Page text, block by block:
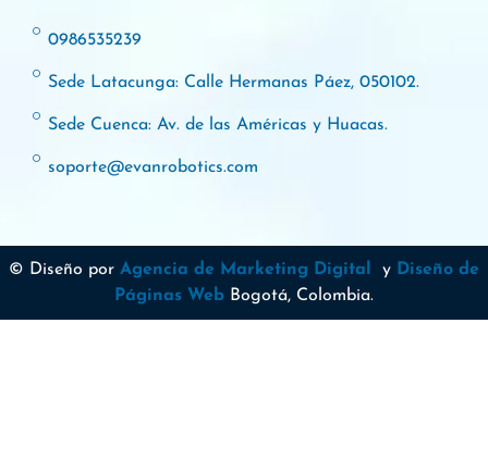
0986535239
Sede Latacunga: Calle Hermanas Páez, 050102.
Sede Cuenca: Av. de las Américas y Huacas.
soporte@evanrobotics.com
© Diseño por Agencia de Marketing Digital y Diseño de
Páginas Web Bogotá, Colombia.